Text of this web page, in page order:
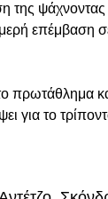
της
επέμβαση
πρωτάθλημα
για το